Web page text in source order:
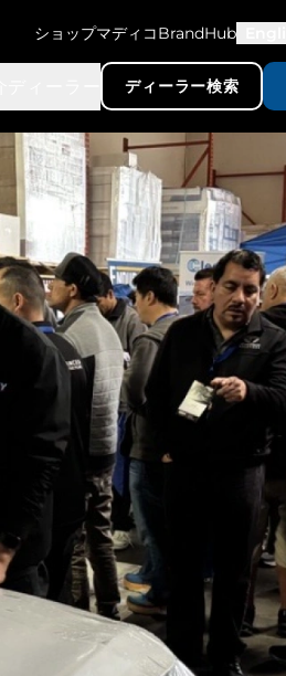
ショップマディコBrandHub
ディーラー検索